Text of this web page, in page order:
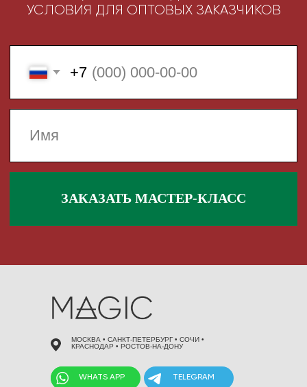
TELEGRAM
WHATS APP
МОСКВА • САНКТ-ПЕТЕРБУРГ • СОЧИ •
КРАСНОДАР • РОСТОВ-НА-ДОНУ
495 868 00 36